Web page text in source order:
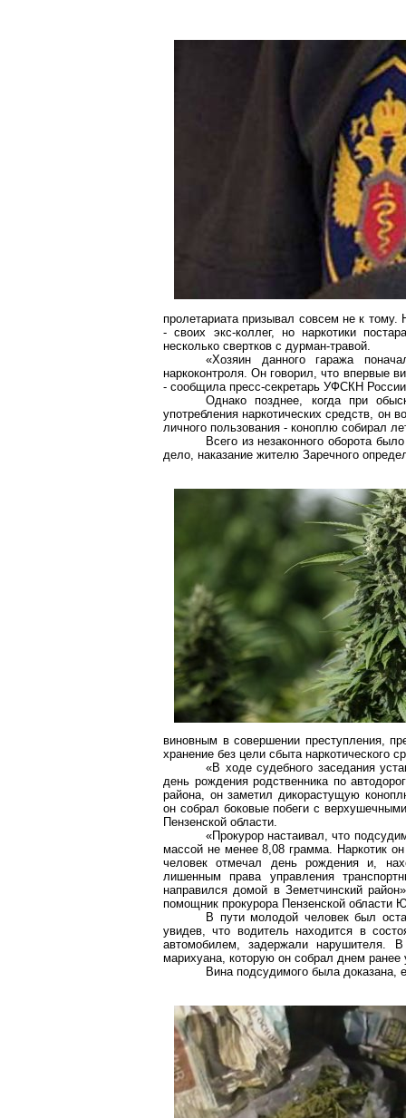
пролетариата призывал совсем не к тому.
- своих экс-коллег, но наркотики
несколько свертков с дурман-травой.
«Хозяин данного гаража
наркоконтроля. Он говорил, что впервые
- сообщила пресс-секретарь УФСКН
Однако позднее, когда при
употребления наркотических средств, он
личного пользования - коноплю собирал
Всего из незаконного оборота
дело, наказание жителю Заречного
виновным в совершении преступления,
хранение без цели сбыта наркотического
«В ходе судебного заседания
день рождения родственника по
района, он заметил дикорастущую
он собрал боковые побеги с
Пензенской области.
«Прокурор настаивал, что
массой не менее 8,08 грамма. Наркотик
человек отмечал день рождения и,
лишенным права управления
направился домой вЗеметчинский
помощник прокурора Пензенской области
В пути молодой человек был
увидев, что водитель находится в
автомобилем, задержали нарушителя.
марихуана, которую он собрал днем ранее
Вина подсудимого была доказана,